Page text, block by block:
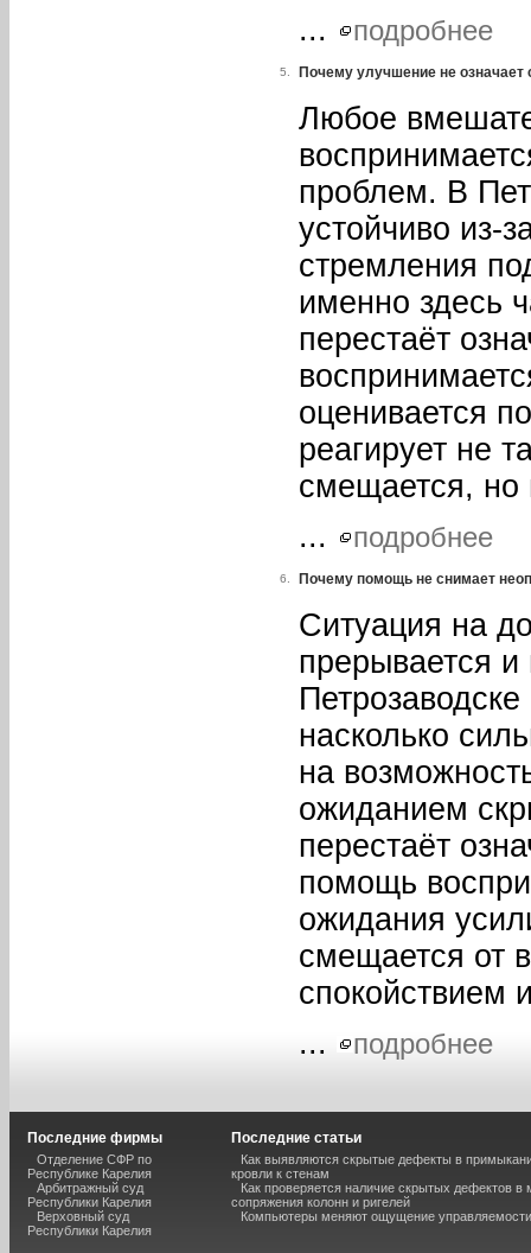
...
подробнее
5. Почему улучшение не означает
Любое
проблем. В
устойчиво из-
стремления
именно здесь
перестаёт
оценивается
реагирует не
смещается, но
...
подробнее
6. Почему помощь не снимает
Ситуация на
прерывается
насколько
на
ожиданием
перестаёт
помощь
ожидания
смещается от
спокойствием
...
подробнее
Последние фирмы
Отделение СФР по
Республике Карелия
Арбитражный суд
Республики Карелия
Верховный суд
Республики Карелия
Последние статьи
Как выявляются скрытые дефекты в
кровли к стенам
Как проверяется наличие скрытых дефектов в
сопряжения колонн и ригелей
Компьютеры меняют ощущение управляемости